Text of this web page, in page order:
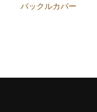
バックルカバー